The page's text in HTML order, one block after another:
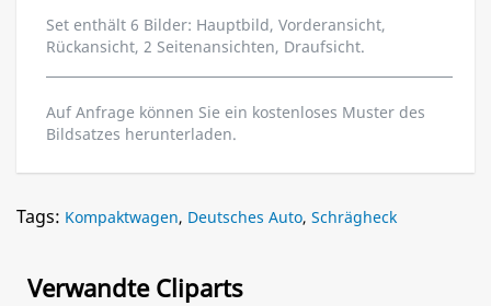
Set enthält 6 Bilder: Hauptbild, Vorderansicht,
Rückansicht, 2 Seitenansichten, Draufsicht.
Auf Anfrage können Sie ein kostenloses Muster des
Bildsatzes herunterladen.
Tags: Kompaktwagen, Deutsches Auto, Schrägheck
Verwandte Cliparts